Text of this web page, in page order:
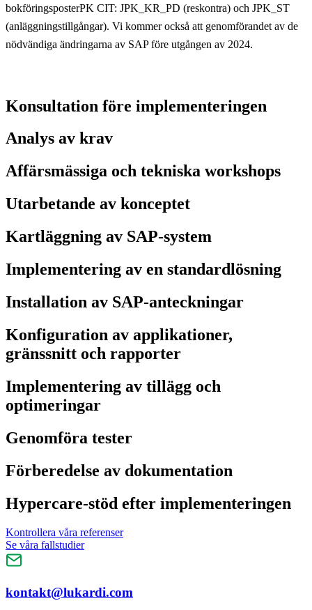
bokföringsposterPK CIT: JPK_KR_PD (reskontra) och JPK_ST
(anläggningstillgångar). Vi kommer också att genomförandet av de
nödvändiga ändringarna av SAP före utgången av 2024.
Konsultation före implementeringen
Analys av krav
Affärsmässiga och tekniska workshops
Utarbetande av konceptet
Kartläggning av SAP-system
Implementering av en standardlösning
Installation av SAP-anteckningar
Konfiguration av applikationer,
gränssnitt och rapporter
Implementering av tillägg och
optimeringar
Genomföra tester
Förberedelse av dokumentation
Hypercare-stöd efter implementeringen
Kontrollera våra referenser
Se våra fallstudier
kontakt@lukardi.com